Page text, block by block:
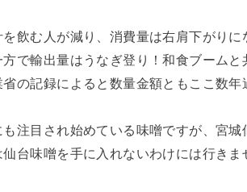
飲む人が減り、消費量は右肩下がり
方で輸出量はうなぎ登り！和食ブーム
の記録によると数量金額ともここ数年
も注目され始めている味噌ですが、宮
仙台味噌を手に入れないわけには行きま